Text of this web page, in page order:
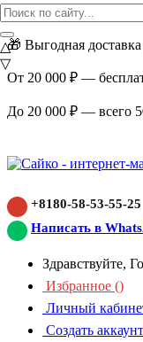
ВНИМАНИЕ АКЦИЯ!
🎁 Выгодная доставка
От 20 000 ₽ —
До 20 000 ₽ — всего
+8180-58-53-55-25
Написать в
Здравствуйте,
Избранное ()
Личный
Создать аккаунт
△
▽